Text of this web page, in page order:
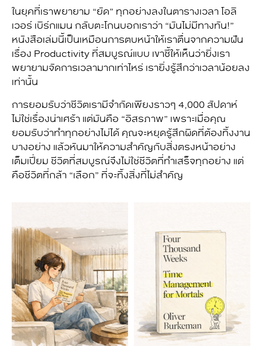
ในยุคที่เราพยายาม “ยัด” ทุกอย่างลงในตารางเวลา โอลิ
เวอร์ เบิร์กแมน กลับตะโกนบอกเราว่า “มันไม่มีทางทัน!”
หนังสือเล่มนี้เป็นเหมือนการตบหน้าให้เราตื่นจากความฝัน
เรื่อง Productivity ที่สมบูรณ์แบบ เขาชี้ให้เห็นว่ายิ่งเรา
พยายามจัดการเวลามากเท่าไหร่ เรายิ่งรู้สึกว่าเวลาน้อยลง
เท่านั้น
การยอมรับว่าชีวิตเรามีจำกัดเพียงราวๆ 4,000 สัปดาห์
ไม่ใช่เรื่องน่าเศร้า แต่มันคือ “อิสรภาพ” เพราะเมื่อคุณ
ยอมรับว่าทำทุกอย่างไม่ได้ คุณจะหยุดรู้สึกผิดที่ต้องทิ้งงาน
บางอย่าง แล้วหันมาให้ความสำคัญกับสิ่งตรงหน้าอย่าง
เต็มเปี่ยม ชีวิตที่สมบูรณ์จึงไม่ใช่ชีวิตที่ทำเสร็จทุกอย่าง แต่
คือชีวิตที่กล้า “เลือก” ที่จะทิ้งสิ่งที่ไม่สำคัญ